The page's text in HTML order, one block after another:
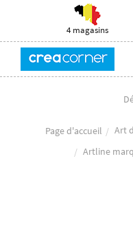
4 magasins
Page d'accueil Art
Artline